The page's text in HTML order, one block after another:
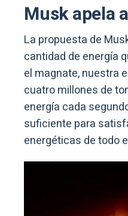
Musk apela
La propuesta de
cantidad de energía
el magnate, nuestra
cuatro millones de
energía cada
suficiente para
energéticas de todo